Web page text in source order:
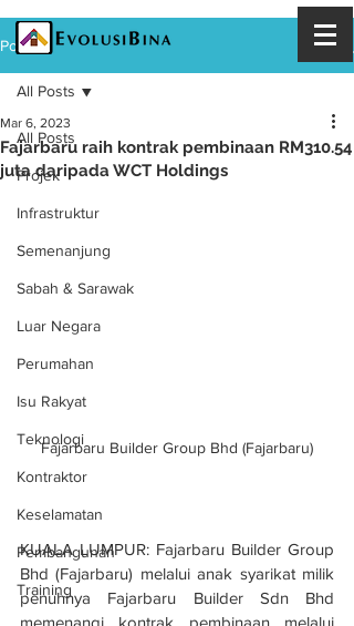
Post
All Posts
Projek
Infrastruktur
Semenanjung
Sabah & Sarawak
Luar Negara
Perumahan
Isu Rakyat
Teknologi
Kontraktor
Keselamatan
Pembangunan
Training
All Posts
Fajarbaru raih kontrak pembinaan RM310.54
juta daripada WCT Holdings
Mar 6, 2023
Fajarbaru Builder Group Bhd (Fajarbaru)
KUALA LUMPUR: Fajarbaru Builder Group
Bhd (Fajarbaru) melalui anak syarikat milik
penuhnya Fajarbaru Builder Sdn Bhd
memenangi kontrak pembinaan melalui